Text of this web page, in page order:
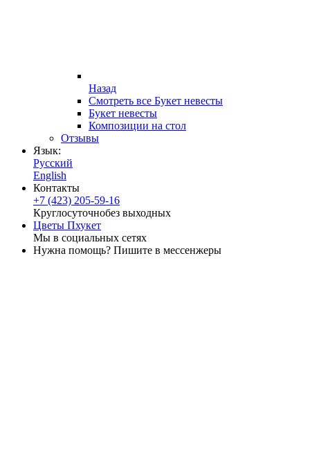
Назад
Смотреть все Букет невесты
Букет невесты
Композиции на стол
Отзывы
Язык:
Русский
English
Контакты
+7 (423) 205-59-16
Круглосуточнобез выходных
Цветы Пхукет
Мы в социальных сетях
Нужна помощь? Пишите в мессенжеры